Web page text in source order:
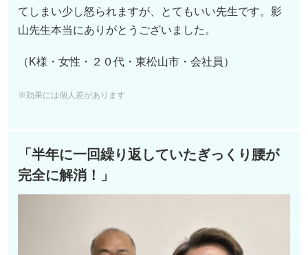
てしまい少し怒られますが、とてもいい先生です。影
山先生本当にありがとうございました。
（K様・女性・２０代・東松山市・会社員）
※効果には個人差があります
「半年に一回繰り返していたぎっくり腰が
完全に解消！」